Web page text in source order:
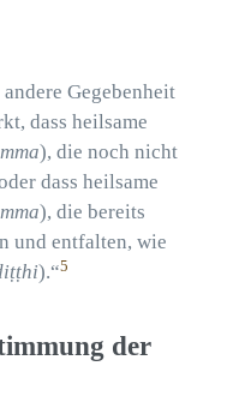
Gegebenheit
dass heilsame
), die noch nicht
dass heilsame
), die bereits
und entfalten, wie
).“5
der